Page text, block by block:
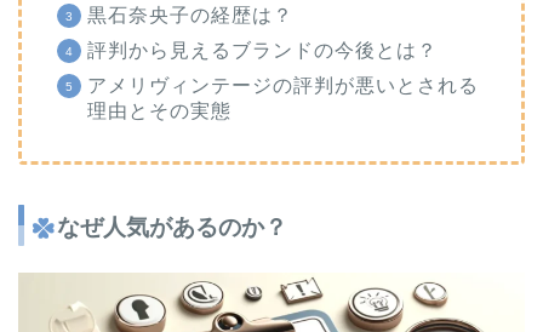
黒石奈央子の経歴は？
評判から見えるブランドの今後とは？
アメリヴィンテージの評判が悪いとされる
理由とその実態
なぜ人気があるのか？